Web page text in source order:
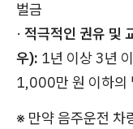
벌금
· 적극적인 권유 및
우): 1년 이상 3년
1,000만 원 이하의
※ 만약 음주운전 차